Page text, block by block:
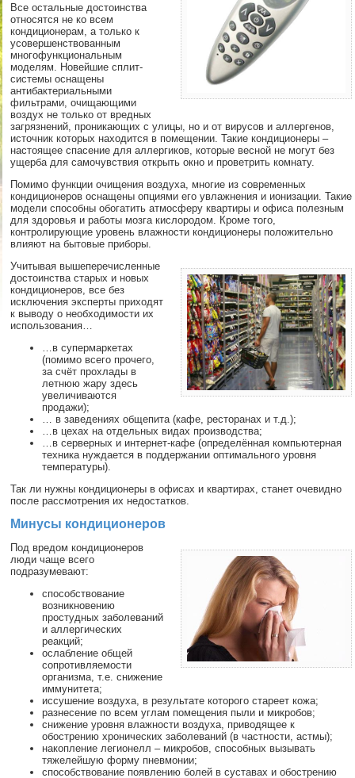
Все остальные достоинства
относятся не ко всем
кондиционерам, а только к
усовершенствованным
многофункциональным
моделям. Новейшие сплит-
системы оснащены
антибактериальными
фильтрами, очищающими
воздух не только от вредных
загрязнений, проникающих с улицы, но и от вирусов и аллергенов,
источник которых находится в помещении. Такие кондиционеры –
настоящее спасение для аллергиков, которые весной не могут без
ущерба для самочувствия открыть окно и проветрить комнату.
Помимо функции очищения воздуха, многие из современных
кондиционеров оснащены опциями его увлажнения и ионизации. Такие
модели способны обогатить атмосферу квартиры и офиса полезным
для здоровья и работы мозга кислородом. Кроме того,
контролирующие уровень влажности кондиционеры положительно
влияют на бытовые приборы.
Учитывая вышеперечисленные
достоинства старых и новых
кондиционеров, все без
исключения эксперты приходят
к выводу о необходимости их
использования…
…в супермаркетах
(помимо всего прочего,
за счёт прохлады в
летнюю жару здесь
увеличиваются
продажи);
… в заведениях общепита (кафе, ресторанах и т.д.);
…в цехах на отдельных видах производства;
…в серверных и интернет-кафе (определённая компьютерная
техника нуждается в поддержании оптимального уровня
температуры).
Так ли нужны кондиционеры в офисах и квартирах, станет очевидно
после рассмотрения их недостатков.
Минусы кондиционеров
Под вредом кондиционеров
люди чаще всего
подразумевают:
способствование
возникновению
простудных заболеваний
и аллергических
реакций;
ослабление общей
сопротивляемости
организма, т.е. снижение
иммунитета;
иссушение воздуха, в результате которого стареет кожа;
разнесение по всем углам помещения пыли и микробов;
снижение уровня влажности воздуха, приводящее к
обострению хронических заболеваний (в частности, астмы);
накопление легионелл – микробов, способных вызывать
тяжелейшую форму пневмонии;
способствование появлению болей в суставах и обострению